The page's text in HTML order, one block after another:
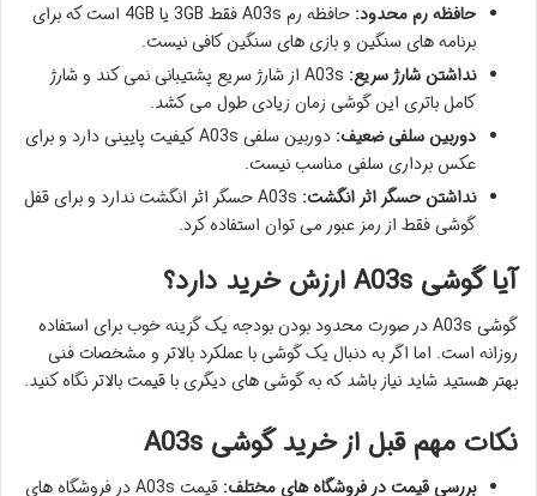
حافظه رم محدود:
حافظه رم A03s فقط 3GB یا 4GB است که برای
برنامه های سنگین و بازی های سنگین کافی نیست.
نداشتن شارژ سریع:
A03s از شارژ سریع پشتیبانی نمی کند و شارژ
كامل باتری این گوشی زمان زیادی طول می کشد.
دوربین سلفی ضعیف:
دوربین سلفی A03s کیفیت پایینی دارد و برای
عکس برداری سلفی مناسب نیست.
نداشتن حسگر اثر انگشت:
A03s حسگر اثر انگشت ندارد و برای قفل
گوشی فقط از رمز عبور می توان استفاده کرد.
آیا گوشی A03s ارزش خرید دارد؟
گوشی A03s در صورت محدود بودن بودجه یک گزینه خوب برای استفاده
روزانه است. اما اگر به دنبال یک گوشی با عملکرد بالاتر و مشخصات فنی
بهتر هستید شاید نیاز باشد که به گوشی های دیگری با قیمت بالاتر نگاه کنید.
نکات مهم قبل از خرید گوشی A03s
بررسی قیمت در فروشگاه های مختلف:
قیمت A03s در فروشگاه های